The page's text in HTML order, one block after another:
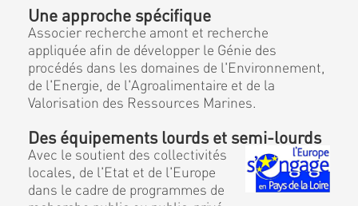
Une approche spécifique
Associer recherche amont et recherche
appliquée afin de développer le Génie des
procédés dans les domaines de l'Environnement,
de l'Energie, de l'Agroalimentaire et de la
Valorisation des Ressources Marines.
Des équipements lourds et semi-lourds
Avec le soutient des collectivités
locales, de l'Etat et de l'Europe
dans le cadre de programmes de